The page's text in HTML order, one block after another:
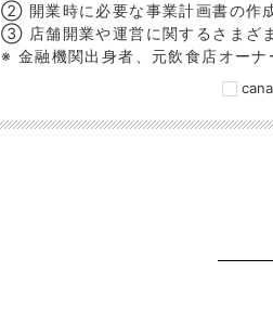
② 開業時に必要な事業計画書の作
③ 店舗開業や運営に関するさまざ
※ 金融機関出身者、元飲食店オー